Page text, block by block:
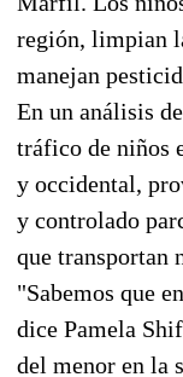
región, limpian
manejan
En un análisis
tráfico de niños
y occidental,
y controlado
que transportan
"Sabemos que
dice Pamela
del menor en la